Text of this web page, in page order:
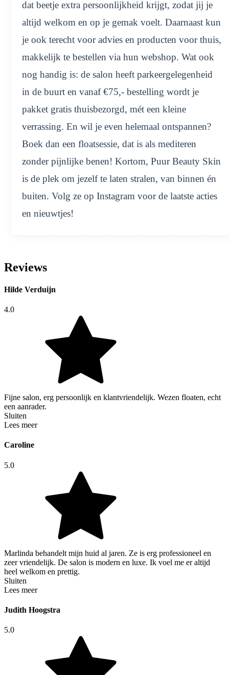
dat beetje extra persoonlijkheid krijgt, zodat jij je
altijd welkom en op je gemak voelt. Daarnaast kun
je ook terecht voor advies en producten voor thuis,
makkelijk te bestellen via hun webshop. Wat ook
nog handig is: de salon heeft parkeergelegenheid
in de buurt en vanaf €75,- bestelling wordt je
pakket gratis thuisbezorgd, mét een kleine
verrassing. En wil je even helemaal ontspannen?
Boek dan een floatsessie, dat is als mediteren
zonder pijnlijke benen! Kortom, Puur Beauty Skin
is de plek om jezelf te laten stralen, van binnen én
buiten. Volg ze op Instagram voor de laatste acties
en nieuwtjes!
Reviews
Hilde Verduijn
4.0
Fijne salon, erg persoonlijk en klantvriendelijk. Wezen floaten, echt
een aanrader.
Sluiten
Lees meer
Caroline
5.0
Marlinda behandelt mijn huid al jaren. Ze is erg professioneel en
zeer vriendelijk. De salon is modern en luxe. Ik voel me er altijd
heel welkom en prettig.
Sluiten
Lees meer
Judith Hoogstra
5.0